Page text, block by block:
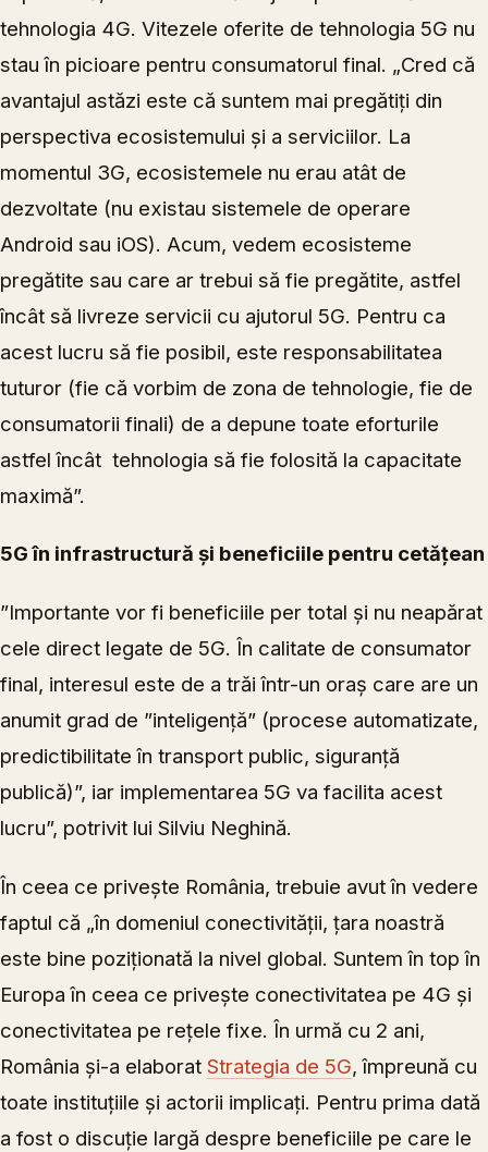
tehnologia 4G. Vitezele oferite de tehnologia 5G nu
stau în picioare pentru consumatorul final. „Cred că
avantajul astăzi este că suntem mai pregătiți din
perspectiva ecosistemului și a serviciilor. La
momentul 3G, ecosistemele nu erau atât de
dezvoltate (nu existau sistemele de operare
Android sau iOS). Acum, vedem ecosisteme
pregătite sau care ar trebui să fie pregătite, astfel
încât să livreze servicii cu ajutorul 5G. Pentru ca
acest lucru să fie posibil, este responsabilitatea
tuturor (fie că vorbim de zona de tehnologie, fie de
consumatorii finali) de a depune toate eforturile
astfel încât tehnologia să fie folosită la capacitate
maximă”.
5G în infrastructură și beneficiile pentru cetățean
”Importante vor fi beneficiile per total și nu neapărat
cele direct legate de 5G. În calitate de consumator
final, interesul este de a trăi într-un oraș care are un
anumit grad de ”inteligență” (procese automatizate,
predictibilitate în transport public, siguranță
publică)”, iar implementarea 5G va facilita acest
lucru”, potrivit lui Silviu Neghină.
În ceea ce privește România, trebuie avut în vedere
faptul că „în domeniul conectivității, țara noastră
este bine poziționată la nivel global. Suntem în top în
Europa în ceea ce privește conectivitatea pe 4G și
conectivitatea pe rețele fixe. În urmă cu 2 ani,
România și-a elaborat Strategia de 5G, împreună cu
toate instituțiile și actorii implicați. Pentru prima dată
a fost o discuție largă despre beneficiile pe care le